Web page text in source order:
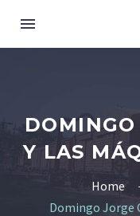
Y LAS
Home
Domingo Jorge